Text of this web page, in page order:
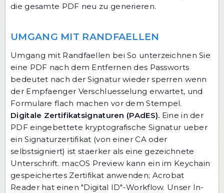
die gesamte PDF neu zu generieren.
UMGANG MIT RANDFAELLEN
Umgang mit Randfaellen bei So unterzeichnen Sie
eine PDF nach dem Entfernen des Passworts
bedeutet nach der Signatur wieder sperren wenn
der Empfaenger Verschluesselung erwartet, und
Formulare flach machen vor dem Stempel.
Digitale Zertifikatsignaturen (PAdES). Eine in der
PDF eingebettete kryptografische Signatur ueber
ein Signaturzertifikat (von einer CA oder
selbstsigniert) ist staerker als eine gezeichnete
Unterschrift. macOS Preview kann ein im Keychain
gespeichertes Zertifikat anwenden; Acrobat
Reader hat einen "Digital ID"-Workflow. Unser In-